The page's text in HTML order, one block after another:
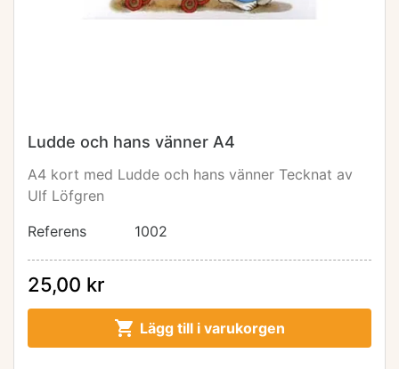
Ludde och hans vänner A4
A4 kort med Ludde och hans vänner Tecknat av
Ulf Löfgren
Referens
1002
25,00 kr
 Lägg till i varukorgen